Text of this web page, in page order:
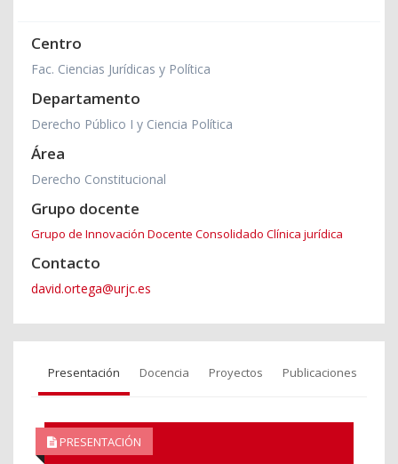
Centro
Fac. Ciencias Jurídicas y Política
Departamento
Derecho Público I y Ciencia Política
Área
Derecho Constitucional
Grupo docente
Grupo de Innovación Docente Consolidado Clínica jurídica
Contacto
david.ortega@urjc.es
Presentación Docencia Proyectos Publicaciones
PRESENTACIÓN